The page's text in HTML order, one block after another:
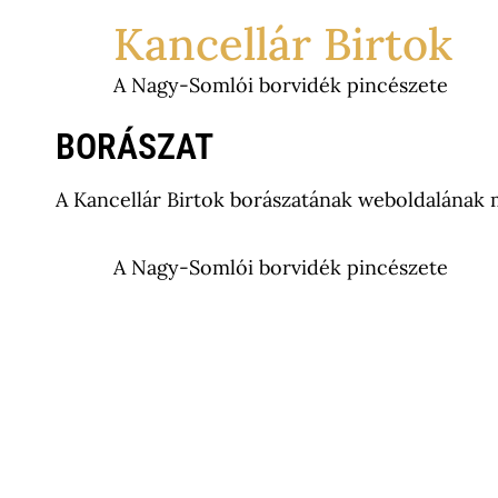
Kancellár Birtok
A Nagy-Somlói borvidék pincészete
BORÁSZAT
A Kancellár Birtok borászatának weboldalának
A Nagy-Somlói borvidék pincészete